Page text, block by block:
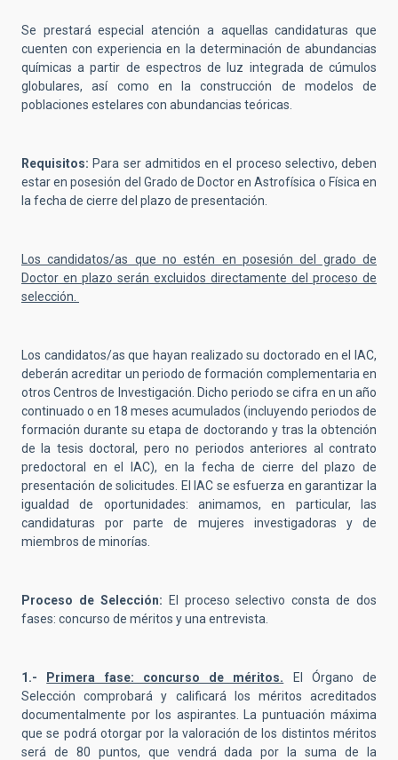
Se prestará especial atención a aquellas candidaturas que
cuenten con experiencia en la determinación de abundancias
químicas a partir de espectros de luz integrada de cúmulos
globulares, así como en la construcción de modelos de
poblaciones estelares con abundancias teóricas.
Requisitos: Para ser admitidos en el proceso selectivo, deben
estar en posesión del Grado de Doctor en Astrofísica o Física en
la fecha de cierre del plazo de presentación.
Los candidatos/as que no estén en posesión del grado de
Doctor en plazo serán excluidos directamente del proceso de
selección.
Los candidatos/as que hayan realizado su doctorado en el IAC,
deberán acreditar un periodo de formación complementaria en
otros Centros de Investigación. Dicho periodo se cifra en un año
continuado o en 18 meses acumulados (incluyendo periodos de
formación durante su etapa de doctorando y tras la obtención
de la tesis doctoral, pero no periodos anteriores al contrato
predoctoral en el IAC), en la fecha de cierre del plazo de
presentación de solicitudes. El IAC se esfuerza en garantizar la
igualdad de oportunidades: animamos, en particular, las
candidaturas por parte de mujeres investigadoras y de
miembros de minorías.
Proceso de Selección: El proceso selectivo consta de dos
fases: concurso de méritos y una entrevista.
1.- Primera fase: concurso de méritos. El Órgano de
Selección comprobará y calificará los méritos acreditados
documentalmente por los aspirantes. La puntuación máxima
que se podrá otorgar por la valoración de los distintos méritos
será de 80 puntos, que vendrá dada por la suma de la